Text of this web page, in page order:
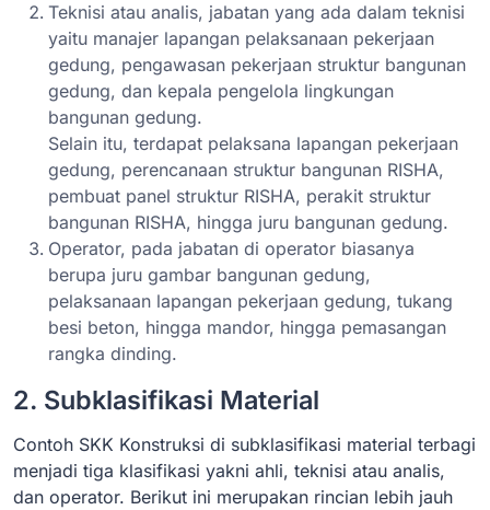
Teknisi atau analis, jabatan yang ada dalam teknisi
yaitu manajer lapangan pelaksanaan pekerjaan
gedung, pengawasan pekerjaan struktur bangunan
gedung, dan kepala pengelola lingkungan
bangunan gedung.
Selain itu, terdapat pelaksana lapangan pekerjaan
gedung, perencanaan struktur bangunan RISHA,
pembuat panel struktur RISHA, perakit struktur
bangunan RISHA, hingga juru bangunan gedung.
Operator, pada jabatan di operator biasanya
berupa juru gambar bangunan gedung,
pelaksanaan lapangan pekerjaan gedung, tukang
besi beton, hingga mandor, hingga pemasangan
rangka dinding.
2. Subklasifikasi Material
Contoh SKK Konstruksi di subklasifikasi material terbagi
menjadi tiga klasifikasi yakni ahli, teknisi atau analis,
dan operator. Berikut ini merupakan rincian lebih jauh